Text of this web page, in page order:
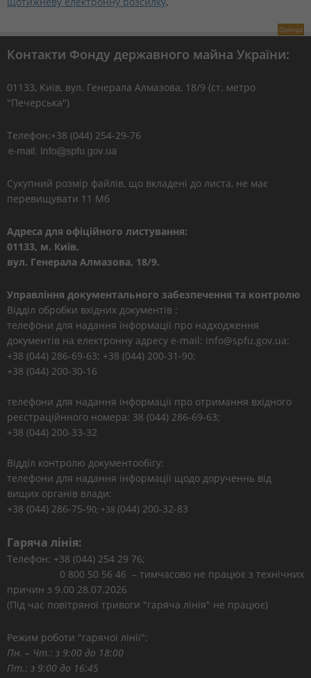
Оренда
Контакти Фонду державного майна України:
01133, Kиїв, вул. Генерала Алмазова, 18/9 (ст. метро
"Печерська")
Телефон:+38 (044) 254-29-76
Сукупний розмір файлів, що вкладені до листа, не має
перевищувати 11 Мб
Адреса для офіційного листування:
01133, м. Київ,
вул. Генерала Алмазова, 18/9.
Управління документального забезпечення та контролю
Відділ обробки вхідних документів :
телефони для надання інформації про надходження
документів на електронну адресу e-mail: info@spfu.gov.ua:
+38 (044) 286-69-63; +38 (044) 200-31-90;
+38 (044) 200-30-16
телефони для надання інформації про отримання вхідного
реєстраційнного номера: 38 (044) 286-69-63;
+38 (044) 200-33-32
Відділ контролю документообігу:
телефони для надання інформації щодо дорученнь від
вищих органів влади:
+38 (044) 286-75-90; +38 (044) 200-32-83
Гаряча лінія:
Телефон: +38 (044) 254 29 76;
0 800 50 56 46 – тимчасово не працює з технічних
причин з 9.00 28.07.2026
(Під час повітряної тривоги "гаряча лінія" не працює)
Режим роботи "гарячої лінії":
Пн. – Чт.: з 9:00 до 18:00
Пт.: з 9:00 до 16:45